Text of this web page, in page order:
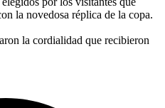
la novedosa réplica de la copa.
la cordialidad que recibieron